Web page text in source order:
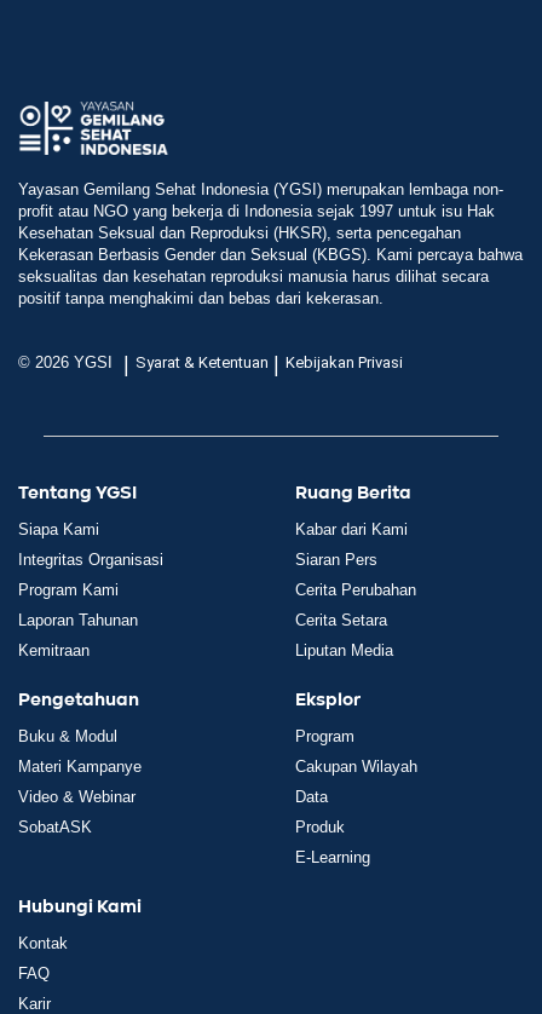
Yayasan Gemilang Sehat Indonesia (YGSI) merupakan lembaga non-
profit atau NGO yang bekerja di Indonesia sejak 1997 untuk isu Hak
Kesehatan Seksual dan Reproduksi (HKSR), serta pencegahan
Kekerasan Berbasis Gender dan Seksual (KBGS). Kami percaya bahwa
seksualitas dan kesehatan reproduksi manusia harus dilihat secara
positif tanpa menghakimi dan bebas dari kekerasan.
© 2026 YGSI Syarat & Ketentuan Kebijakan Privasi
Tentang YGSI
Siapa Kami
Integritas Organisasi
Program Kami
Laporan Tahunan
Kemitraan
Ruang Berita
Kabar dari Kami
Siaran Pers
Cerita Perubahan
Cerita Setara
Liputan Media
Pengetahuan
Buku & Modul
Materi Kampanye
Video & Webinar
SobatASK
Eksplor
Program
Cakupan Wilayah
Data
Produk
E-Learning
Hubungi Kami
Kontak
FAQ
Karir